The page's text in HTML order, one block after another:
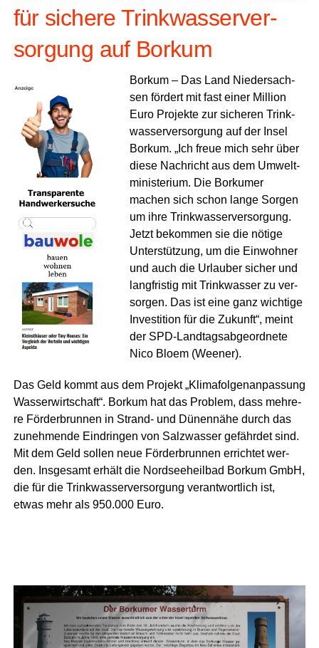
für siche­re Trink­was­ser­ver­
sor­gung auf Borkum
Bor­kum – Das Land Nie­der­sach­
sen för­dert mit fast einer Mil­li­on
Euro Pro­jek­te zur siche­ren Trink­
was­ser­ver­sor­gung auf der Insel
Bor­kum. „Ich freue mich sehr über
die­se Nach­richt aus dem Umwelt­
mi­nis­te­ri­um. Die Bor­ku­mer
machen sich schon lan­ge Sor­gen
um ihre Trink­was­ser­ver­sor­gung.
Jetzt bekom­men sie die nöti­ge
Unter­stüt­zung, um die Ein­woh­ner
und auch die Urlau­ber sicher und
lang­fris­tig mit Trink­was­ser zu ver­
sor­gen. Das ist eine ganz wich­ti­ge
Inves­ti­ti­on für die Zukunft“, meint
der SPD-Land­tags­ab­ge­ord­ne­te
Nico Blo­em (Wee­ner).
Das Geld kommt aus dem Pro­jekt „Kli­ma­fol­gen­an­pas­sung
Was­ser­wirt­schaft“. Bor­kum hat das Pro­blem, dass meh­re­
re För­der­brun­nen in Strand- und Dünen­nä­he durch das
zuneh­men­de Ein­drin­gen von Salz­was­ser gefähr­det sind.
Mit dem Geld sol­len neue För­der­brun­nen errich­tet wer­
den. Ins­ge­samt erhält die Nord­see­heil­bad Bor­kum GmbH,
die für die Trink­was­ser­ver­sor­gung ver­ant­wort­lich ist,
etwas mehr als 950.000 Euro.